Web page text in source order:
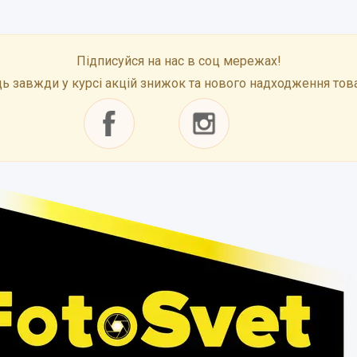
Підписуйся на нас в соц мережах!
завжди у курсі акцій знижок та нового надходження